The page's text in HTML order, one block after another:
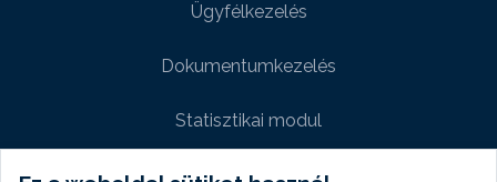
Ügyfélkezelés
Dokumentumkezelés
Statisztikai modul
Weboldal modul